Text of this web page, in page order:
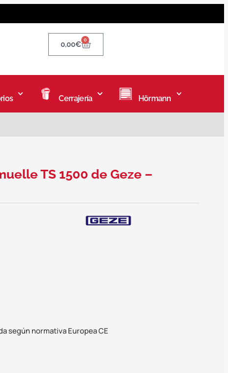
0,00€ 0
Cerrajería Hörmann
TS 1500 de Geze –
según normativa Europea CE